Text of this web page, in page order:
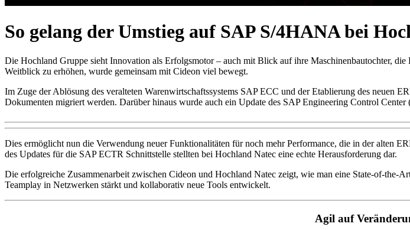
So gelang der Umstieg auf SAP S/4HANA bei
Die Hochland Gruppe sieht Innovation als Erfolgsmotor – auch mit Blick auf ihre Maschinenbautochter,
Weitblick zu erhöhen, wurde gemeinsam mit Cideon viel bewegt.
Im Zuge der Ablösung des veralteten Warenwirtschaftssystems SAP ECC und der Etablierung des neuen
Dokumenten migriert werden. Darüber hinaus wurde auch ein Update des SAP Engineering Control
Dies ermöglicht nun die Verwendung neuer Funktionalitäten für noch mehr Performance, die in der alten
des Updates für die SAP ECTR Schnittstelle stellten bei Hochland Natec eine echte Herausforderung dar.
Die erfolgreiche Zusammenarbeit zwischen Cideon und Hochland Natec zeigt, wie man eine State-of-the-
Teamplay in Netzwerken stärkt und kollaborativ neue Tools entwickelt.
Agil auf